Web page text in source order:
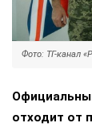
Фото: ТГ-канал
отходит от